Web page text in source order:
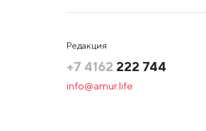
Редакция
+7 4162 222 744
info@amur.life